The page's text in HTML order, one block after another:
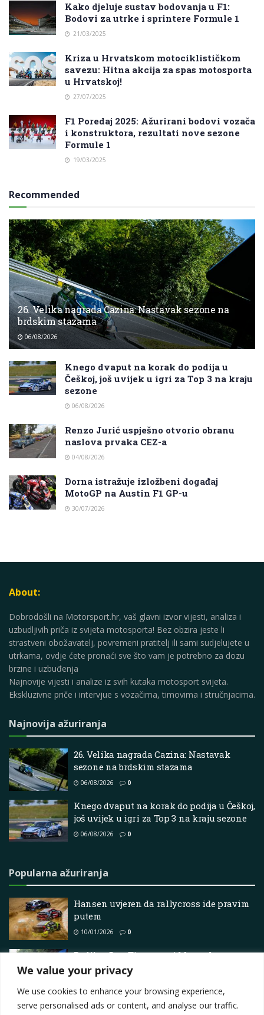
We value your privacy
We use cookies to enhance your browsing experience,
serve personalised ads or content, and analyse our traffic.
Kako djeluje sustav bodovanja u F1:
Bodovi za utrke i sprintere Formule 1
21/03/2025
Kriza u Hrvatskom motociklističkom
savezu: Hitna akcija za spas motosporta
u Hrvatskoj!
27/07/2025
F1 Poredaj 2025: Ažurirani bodovi vozača
i konstruktora, rezultati nove sezone
Formule 1
19/03/2025
Recommended
26. Velika nagrada Cazina: Nastavak sezone na
brdskim stazama
06/08/2026
Knego dvaput na korak do podija u
Češkoj, još uvijek u igri za Top 3 na kraju
sezone
06/08/2026
Renzo Jurić uspješno otvorio obranu
naslova prvaka CEZ-a
04/08/2026
Dorna istražuje izložbeni događaj
MotoGP na Austin F1 GP-u
30/07/2026
About:
Dobrodošli na Motorsport.hr, vaš glavni izvor vijesti, analiza i
uzbudljivih priča iz svijeta motosporta! Bez obzira jeste li
strastveni obožavatelj, povremeni pratitelj ili sami sudjelujete u
utrkama, ovdje ćete pronaći sve što vam je potrebno za dozu
brzine i uzbuđenja
Najnovije vijesti i analize iz svih kutaka motosport svijeta.
Ekskluzivne priče i intervjue s vozačima, timovima i stručnjacima.
Najnovija ažuriranja
26. Velika nagrada Cazina: Nastavak
sezone na brdskim stazama
06/08/2026 0
Knego dvaput na korak do podija u Češkoj,
još uvijek u igri za Top 3 na kraju sezone
06/08/2026 0
Popularna ažuriranja
Hansen uvjeren da rallycross ide pravim
putem
10/01/2026 0
Podij za Duo Tipperary i Monaghan na
Europskom prvenstvu u Italiji